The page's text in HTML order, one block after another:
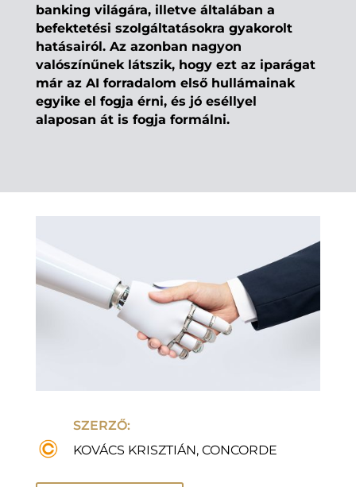
banking világára, illetve általában a
befektetési szolgáltatásokra gyakorolt
hatásairól. Az azonban nagyon
valószínűnek látszik, hogy ezt az iparágat
már az AI forradalom első hullámainak
egyike el fogja érni, és jó eséllyel
alaposan át is fogja formálni.
SZERZŐ:
KOVÁCS KRISZTIÁN, CONCORDE